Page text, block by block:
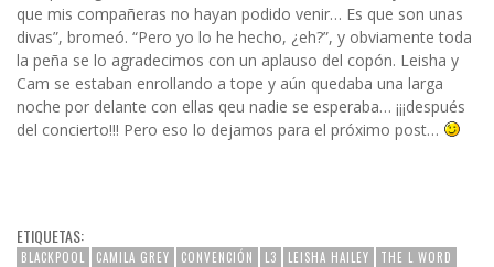
que mis compañeras no hayan podido venir… Es que son unas
divas”, bromeó. “Pero yo lo he hecho, ¿eh?”, y obviamente toda
la peña se lo agradecimos con un aplauso del copón. Leisha y
Cam se estaban enrollando a tope y aún quedaba una larga
noche por delante con ellas qeu nadie se esperaba… ¡¡¡después
del concierto!!! Pero eso lo dejamos para el próximo post…
ETIQUETAS:
BLACKPOOL CAMILA GREY CONVENCIÓN L3 LEISHA HAILEY
THE L WORD